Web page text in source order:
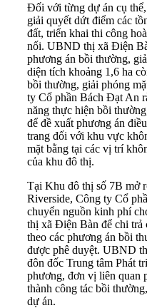
Đối với từng dự án cụ
giải quyết dứt điểm các
đất, triển khai thi công
nối. UBND thị xã Điện
phương án bồi thường,
diện tích khoảng 1,6 ha
bồi thường, giải phóng
ty Cổ phần Bách Đạt An
năng thực hiện bồi
để đề xuất phương án
trang đối với khu vực
mặt bằng tại các vị trí
của khu đô thị.
Tại Khu đô thị số 7B mở
Riverside, Công ty Cổ
chuyển nguồn kinh phí
thị xã Điện Bàn để chi trả
theo các phương án bồi
được phê duyệt. UBND
đôn đốc Trung tâm Phát
phương, đơn vị liên quan
thành công tác bồi
dự án.